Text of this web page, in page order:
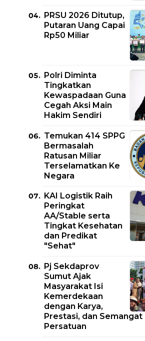
PRSU 2026 Ditutup,
Putaran Uang Capai
Rp50 Miliar
Polri Diminta
Tingkatkan
Kewaspadaan Guna
Cegah Aksi Main
Hakim Sendiri
Temukan 414 SPPG
Bermasalah
Ratusan Miliar
Terselamatkan Ke
Negara
KAI Logistik Raih
Peringkat
AA/Stable serta
Tingkat Kesehatan
dan Predikat
"Sehat"
Pj Sekdaprov
Sumut Ajak
Masyarakat Isi
Kemerdekaan
dengan Karya,
Prestasi, dan Semangat
Persatuan